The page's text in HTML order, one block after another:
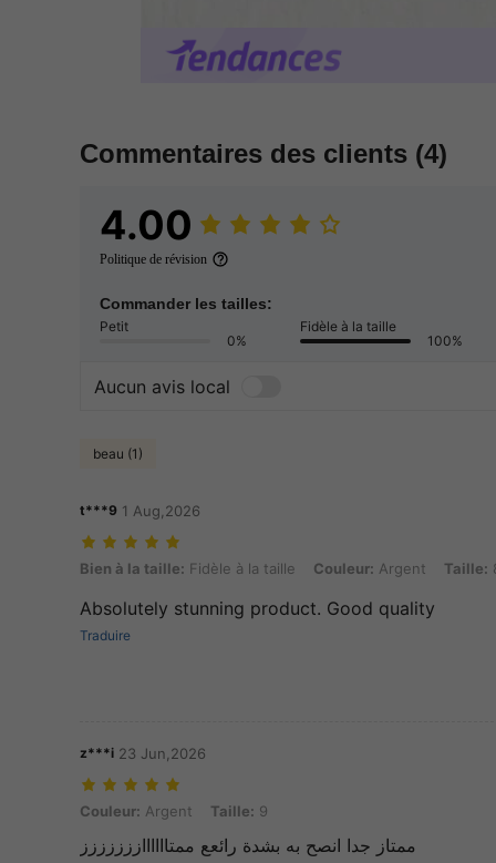
Commentaires des clients (4)
4.00
Politique de révision
Commander les tailles:
Petit
0%
Fidèle à la taille
100%
Aucun avis local
beau (1)
t***9 1 Aug,2026
Bien à la taille: Fidèle à la taille, Couleur: Argent, Taille: 8
Bien à la taille: Fidèle à la taille Couleur: Argent Taille:
Absolutely stunning product. Good quality
Traduire
z***i 23 Jun,2026
Couleur: Argent, Taille: 9
Couleur: Argent Taille: 9
ممتاز جدا انصح به بشدة رائعع ممتااااااززززززز